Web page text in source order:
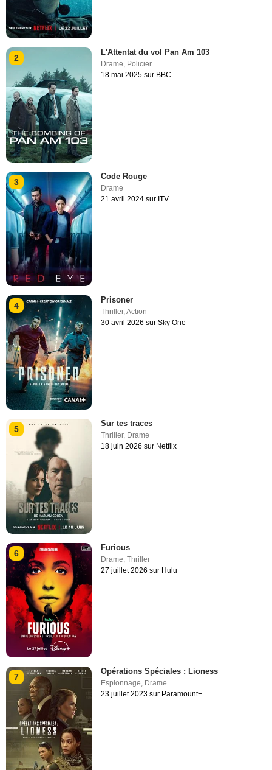
2
L'Attentat du vol Pan Am 103
Drame, Policier
18 mai 2025 sur BBC
3
Code Rouge
Drame
21 avril 2024 sur ITV
4
Prisoner
Thriller,Action
30 avril 2026 sur Sky One
5
Sur tes traces
Thriller, Drame
18 juin 2026 sur Netflix
6
Furious
Drame ,Thriller
27 juillet 2026 sur Hulu
7
Opérations Spéciales : Lioness
Espionnage, Drame
23 juillet 2023 sur Paramount+